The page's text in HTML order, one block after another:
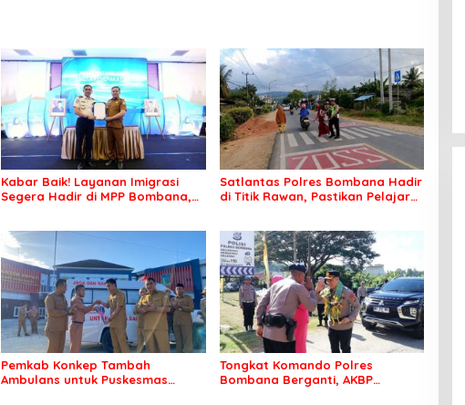
Kabar Baik! Layanan Imigrasi
Segera Hadir di MPP Bombana,
Satlantas Polres Bombana Hadir
di Titik Rawan, Pastikan Pelajar
Pemkab Konkep Tambah
Ambulans untuk Puskesmas
Tongkat Komando Polres
Bombana Berganti, AKBP